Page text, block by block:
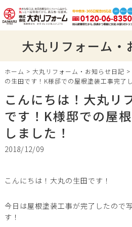
大丸リフォーム・
ホーム > 大丸リフォーム・お知らせ日記 >
の生田です！K様邸での屋根塗装工事完了
こんにちは！大丸リ
です！K様邸での屋
しました！
2018/12/09
こんにちは！大丸の生田です！
今日は屋根塗装工事が完了したので
す！